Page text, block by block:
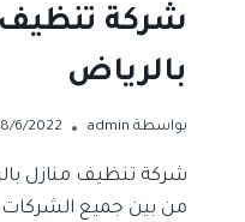
شركة تنظيف
بالرياض
بواسطة admin
8/6/2022
شركة تنظيف منازل
من بين جميع الشركات